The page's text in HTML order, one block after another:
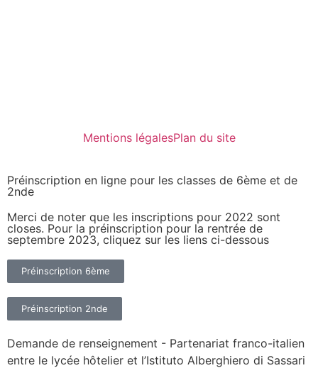
Mentions légalesPlan du site
Préinscription en ligne pour les classes de 6ème et de
2nde
Merci de noter que les inscriptions pour 2022 sont
closes. Pour la préinscription pour la rentrée de
septembre 2023, cliquez sur les liens ci-dessous
Préinscription 6ème
Préinscription 2nde
Demande de renseignement - Partenariat franco-italien
entre le lycée hôtelier et l’Istituto Alberghiero di Sassari